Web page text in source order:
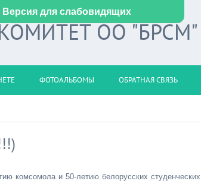
Версия для слабовидящих
ОО "БРСМ"
ФОТОАЛЬБОМЫ ОБРАТНАЯ СВЯЗЬ
комсомола и 50-летию белорусских студенческих